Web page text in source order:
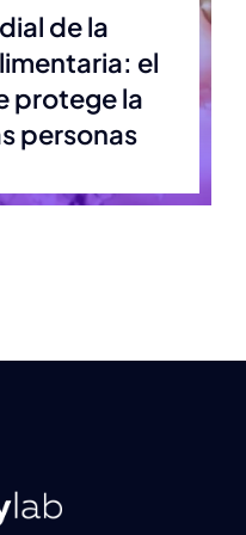
de la
el
protege la
personas